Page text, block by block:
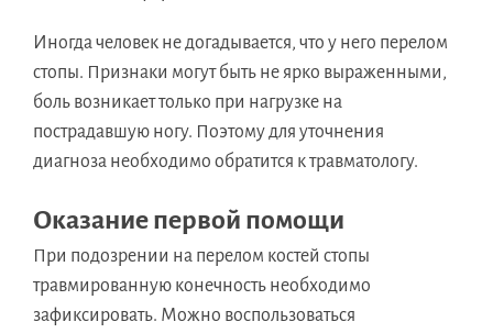
Иногда человек не догадывается, что у него перелом
стопы. Признаки могут быть не ярко выраженными,
боль возникает только при нагрузке на
пострадавшую ногу. Поэтому для уточнения
диагноза необходимо обратится к травматологу.
Оказание первой помощи
При подозрении на перелом костей стопы
травмированную конечность необходимо
зафиксировать. Можно воспользоваться